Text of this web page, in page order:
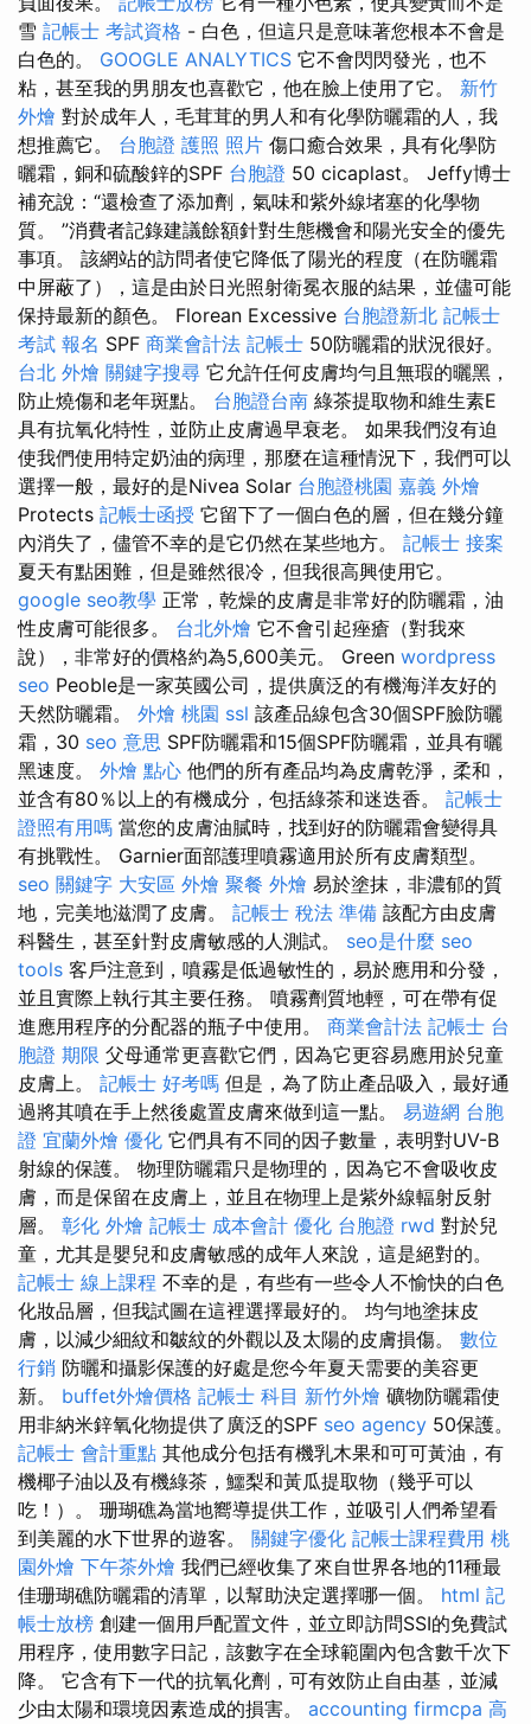
雪 記帳士 考試資格 - 白色，但這只是意味著您根本不會是
白色的。 GOOGLE ANALYTICS 它不會閃閃發光，也不
粘，甚至我的男朋友也喜歡它，他在臉上使用了它。 新竹
外燴 對於成年人，毛茸茸的男人和有化學防曬霜的人，我
想推薦它。 台胞證 護照 照片 傷口癒合效果，具有化學防
曬霜，銅和硫酸鋅的SPF 台胞證 50 cicaplast。 Jeffy博士
補充說：“還檢查了添加劑，氣味和紫外線堵塞的化學物
質。 ”消費者記錄建議餘額針對生態機會和陽光安全的優先
事項。 該網站的訪問者使它降低了陽光的程度（在防曬霜
中屏蔽了），這是由於日光照射衛冕衣服的結果，並儘可能
保持最新的顏色。 Florean Excessive 台胞證新北 記帳士
考試 報名 SPF 商業會計法 記帳士 50防曬霜的狀況很好。
台北 外燴 關鍵字搜尋 它允許任何皮膚均勻且無瑕的曬黑，
防止燒傷和老年斑點。 台胞證台南 綠茶提取物和維生素E
具有抗氧化特性，並防止皮膚過早衰老。 如果我們沒有迫
使我們使用特定奶油的病理，那麼在這種情況下，我們可以
選擇一般，最好的是Nivea Solar 台胞證桃園 嘉義 外燴
Protects 記帳士函授 它留下了一個白色的層，但在幾分鐘
內消失了，儘管不幸的是它仍然在某些地方。 記帳士 接案
夏天有點困難，但是雖然很冷，但我很高興使用它。
google seo教學 正常，乾燥的皮膚是非常好的防曬霜，油
性皮膚可能很多。 台北外燴 它不會引起痤瘡（對我來
說），非常好的價格約為5,600美元。 Green wordpress
seo Peoble是一家英國公司，提供廣泛的有機海洋友好的
天然防曬霜。 外燴 桃園 ssl 該產品線包含30個SPF臉防曬
霜，30 seo 意思 SPF防曬霜和15個SPF防曬霜，並具有曬
黑速度。 外燴 點心 他們的所有產品均為皮膚乾淨，柔和，
並含有80％以上的有機成分，包括綠茶和迷迭香。 記帳士
證照有用嗎 當您的皮膚油膩時，找到好的防曬霜會變得具
有挑戰性。 Garnier面部護理噴霧適用於所有皮膚類型。
seo 關鍵字 大安區 外燴 聚餐 外燴 易於塗抹，非濃郁的質
地，完美地滋潤了皮膚。 記帳士 稅法 準備 該配方由皮膚
科醫生，甚至針對皮膚敏感的人測試。 seo是什麼 seo
tools 客戶注意到，噴霧是低過敏性的，易於應用和分發，
並且實際上執行其主要任務。 噴霧劑質地輕，可在帶有促
進應用程序的分配器的瓶子中使用。 商業會計法 記帳士 台
胞證 期限 父母通常更喜歡它們，因為它更容易應用於兒童
皮膚上。 記帳士 好考嗎 但是，為了防止產品吸入，最好通
過將其噴在手上然後處置皮膚來做到這一點。 易遊網 台胞
證 宜蘭外燴 優化 它們具有不同的因子數量，表明對UV-B
射線的保護。 物理防曬霜只是物理的，因為它不會吸收皮
膚，而是保留在皮膚上，並且在物理上是紫外線輻射反射
層。 彰化 外燴 記帳士 成本會計 優化 台胞證 rwd 對於兒
童，尤其是嬰兒和皮膚敏感的成年人來說，這是絕對的。
記帳士 線上課程 不幸的是，有些有一些令人不愉快的白色
化妝品層，但我試圖在這裡選擇最好的。 均勻地塗抹皮
膚，以減少細紋和皺紋的外觀以及太陽的皮膚損傷。 數位
行銷 防曬和攝影保護的好處是您今年夏天需要的美容更
新。 buffet外燴價格 記帳士 科目 新竹外燴 礦物防曬霜使
用非納米鋅氧化物提供了廣泛的SPF seo agency 50保護。
記帳士 會計重點 其他成分包括有機乳木果和可可黃油，有
機椰子油以及有機綠茶，鱷梨和黃瓜提取物（幾乎可以
吃！）。 珊瑚礁為當地嚮導提供工作，並吸引人們希望看
到美麗的水下世界的遊客。 關鍵字優化 記帳士課程費用 桃
園外燴 下午茶外燴 我們已經收集了來自世界各地的11種最
佳珊瑚礁防曬霜的清單，以幫助決定選擇哪一個。 html 記
帳士放榜 創建一個用戶配置文件，並立即訪問SSI的免費試
用程序，使用數字日記，該數字在全球範圍內包含數千次下
降。 它含有下一代的抗氧化劑，可有效防止自由基，並減
少由太陽和環境因素造成的損害。 accounting firmcpa 高